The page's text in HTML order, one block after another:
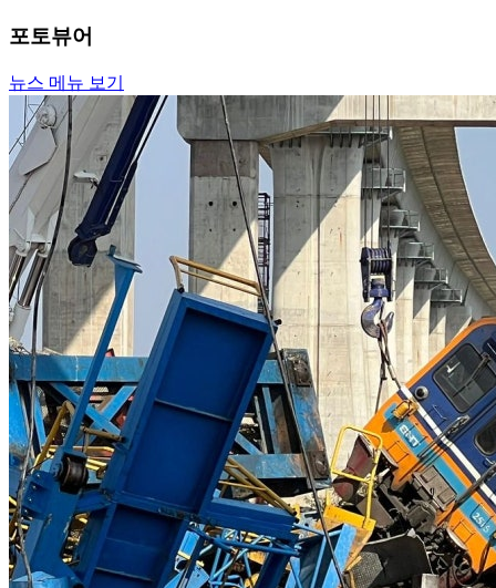
포토뷰어
뉴스 메뉴 보기